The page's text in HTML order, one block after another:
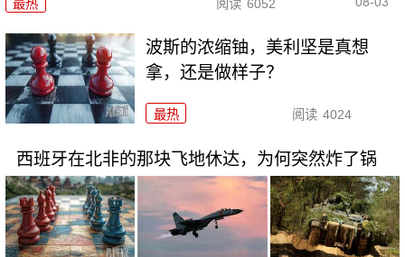
最热 阅读 6052
波斯的浓缩铀，美利坚是真想
拿，还是做样子？
最热 阅读 4024
西班牙在北非的那块飞地休达，为何突然炸了锅